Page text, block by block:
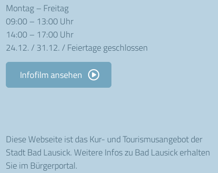
Montag – Freitag
09:00 – 13:00 Uhr
14:00 – 17:00 Uhr
24.12. / 31.12. / Feiertage geschlossen
Infofilm ansehen
Diese Webseite ist das Kur- und Tourismusangebot der
Stadt Bad Lausick. Weitere Infos zu Bad Lausick erhalten
Sie im Bürgerportal.